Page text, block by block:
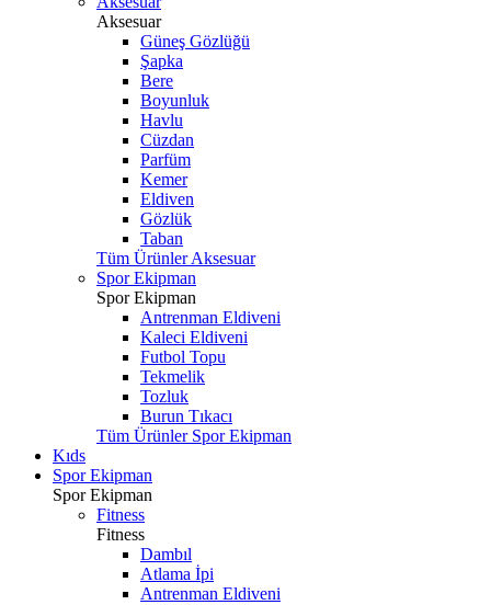
Aksesuar
Güneş Gözlüğü
Şapka
Bere
Boyunluk
Havlu
Cüzdan
Parfüm
Kemer
Eldiven
Gözlük
Taban
Tüm Ürünler Aksesuar
Spor Ekipman
Spor Ekipman
Antrenman Eldiveni
Kaleci Eldiveni
Futbol Topu
Tekmelik
Tozluk
Burun Tıkacı
Tüm Ürünler Spor Ekipman
Kıds
Spor Ekipman
Spor Ekipman
Fitness
Fitness
Dambıl
Atlama İpi
Antrenman Eldiveni